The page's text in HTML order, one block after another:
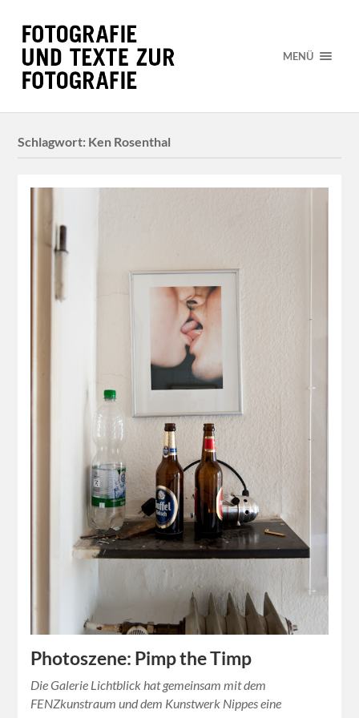
MENÜ
Schlagwort: Ken Rosenthal
Photoszene: Pimp the Timp
Die Galerie Lichtblick hat gemeinsam mit dem
FENZkunstraum und dem Kunstwerk Nippes eine